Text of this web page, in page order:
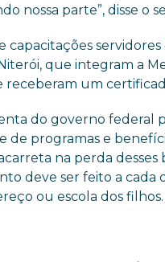
nossa parte”, disse o
capacitações
que integram a
receberam um
do governo federal
de programas e
na perda desses
deve ser feito a
ou escola dos filhos.